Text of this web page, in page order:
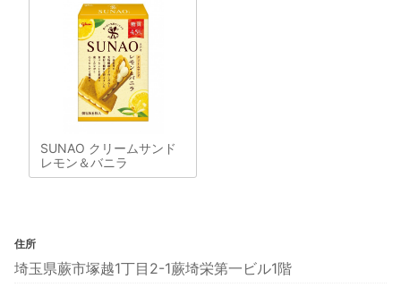
SUNAO クリームサンド
レモン＆バニラ
住所
埼玉県蕨市塚越1丁目2-1蕨埼栄第一ビル1階